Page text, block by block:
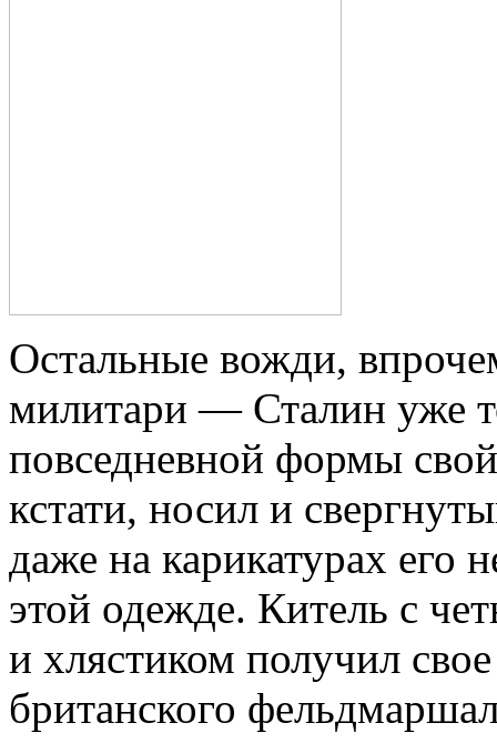
Остальные вожди,
милитари — Сталин уже
повседневной формы
кстати, носил и
даже на карикатурах его
этой одежде. Китель с
и хлястиком получил
британского